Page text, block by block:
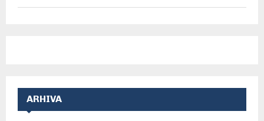
ARHIVA